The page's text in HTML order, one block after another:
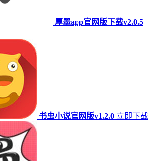
厚墨app官网版下载v2.0.5
书虫小说官网版v1.2.0 立即下载